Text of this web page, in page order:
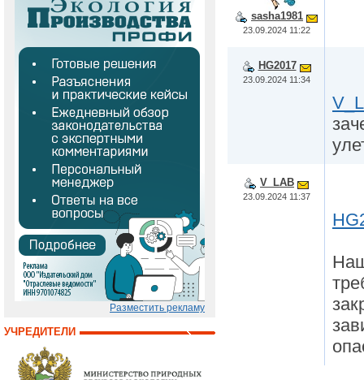
Разместить рекламу
УЧРЕДИТЕЛИ
sasha1981
23.09.2024 11:22
HG2017
23.09.2024 11:34
V_LAB
23.09.2024 11:37